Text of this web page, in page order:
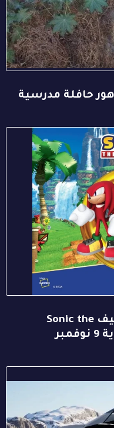
سيتي سنتر البحرين يستضيف Sonic the